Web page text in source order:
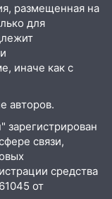
пожар
с
в
размещенная на
для
иначе как с
авторов.
связи,
средства
от